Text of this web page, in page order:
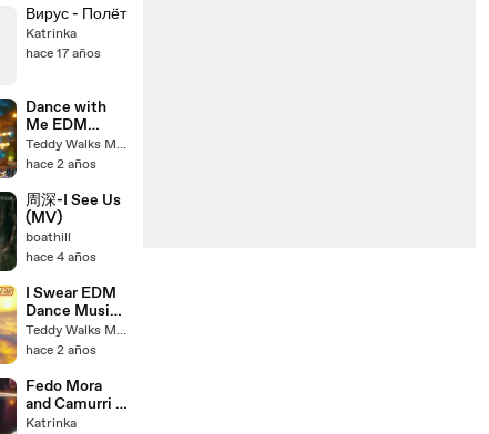
Вирус - Полёт
Katrinka
hace 17 años
Dance with
Me EDM
Official Dance
Music 2024
Teddy Walks Music
hace 2 años
周深-I See Us
(MV)
boathill
hace 4 años
I Swear EDM
Dance Music
2024
Teddy Walks Music
hace 2 años
Fedo Mora
and Camurri -
After the Rain
Katrinka